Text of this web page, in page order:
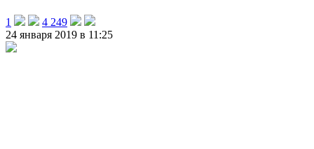
1
4 249
24 января 2019 в 11:25